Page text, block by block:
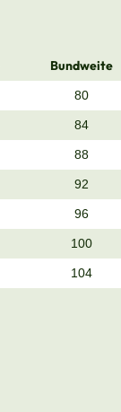
Bundweite
80
84
88
92
96
100
104